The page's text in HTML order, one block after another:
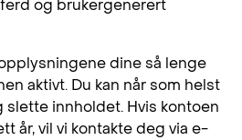
og brukergenerert
dine så lenge
aktivt. Du kan når som helst
innholdet. Hvis kontoen
år, vil vi kontakte deg via e-